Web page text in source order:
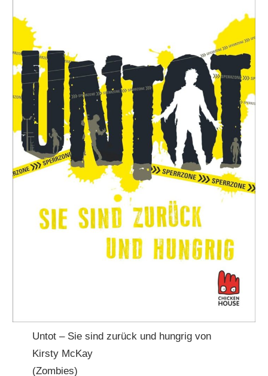
Untot – Sie sind zurück und hungrig von
Kirsty McKay
(Zombies)